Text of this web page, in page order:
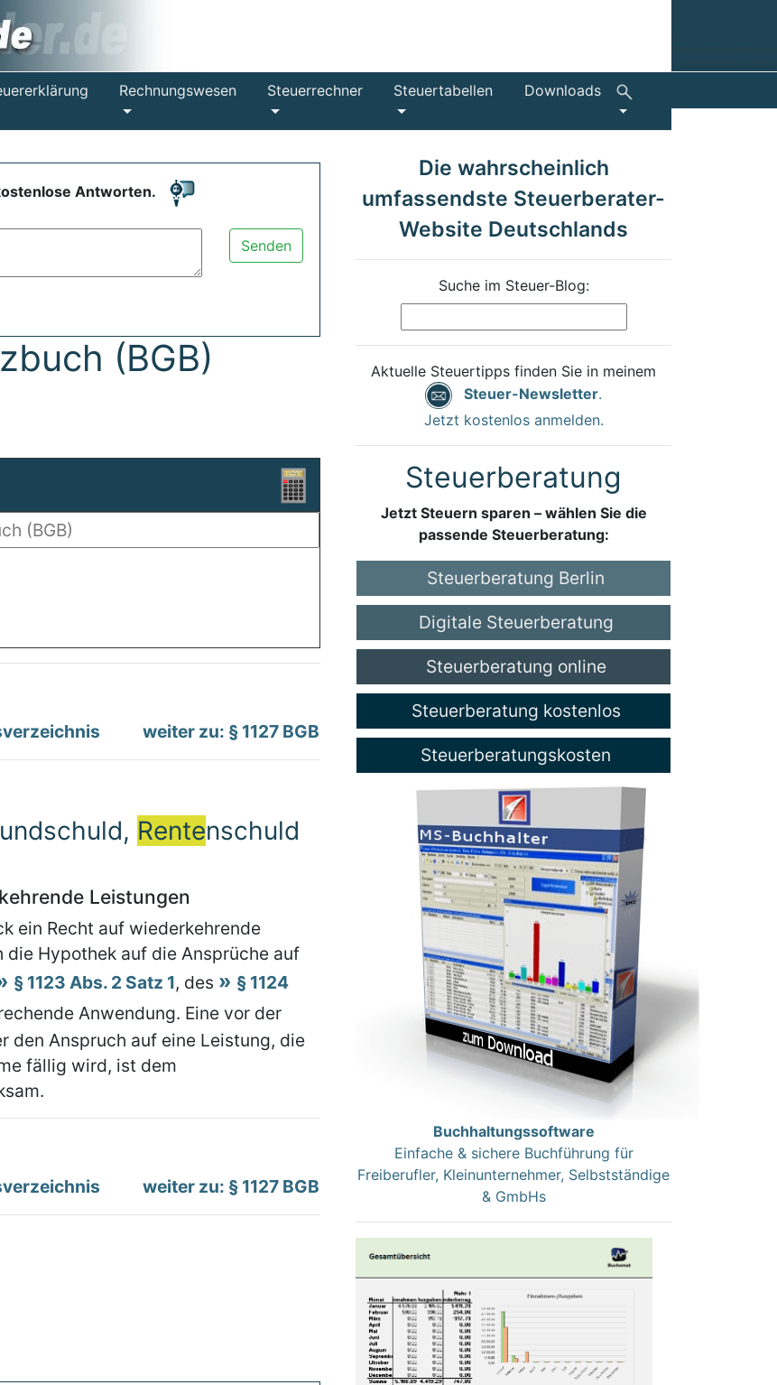
Rechnungswesen Steuerrechner Steuertabellen Downloads
Antworten.
Senden
(BGB)
weiter zu: § 1127 BGB
Rentenschuld
Leistungen
ein Recht auf wiederkehrende
Hypothek auf die Ansprüche auf
§ 1123 Abs. 2 Satz 1, des
§ 1124
Anwendung. Eine vor der
den Anspruch auf eine Leistung, die
fällig wird, ist dem
weiter zu: § 1127 BGB
Die wahrscheinlich
umfassendste Steuerberater-
Website Deutschlands
Suche im Steuer-Blog:
Aktuelle Steuertipps finden Sie in meinem
Steuer-Newsletter.
Jetzt kostenlos anmelden.
Steuerberatung
Jetzt Steuern sparen – wählen Sie die
passende Steuerberatung:
Steuerberatung Berlin
Digitale Steuerberatung
Steuerberatung online
Steuerberatung kostenlos
Steuerberatungskosten
Buchhaltungssoftware
Einfache & sichere Buchführung für
Freiberufler, Kleinunternehmer, Selbstständige
& GmbHs